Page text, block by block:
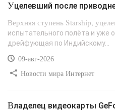
Уцелевший после
Верхняя ступень Starship,
испытательного полёта и уже
дрейфующая по Индийскому...
09-авг-2026
Новости мира Интернет
Владелец видеокарты